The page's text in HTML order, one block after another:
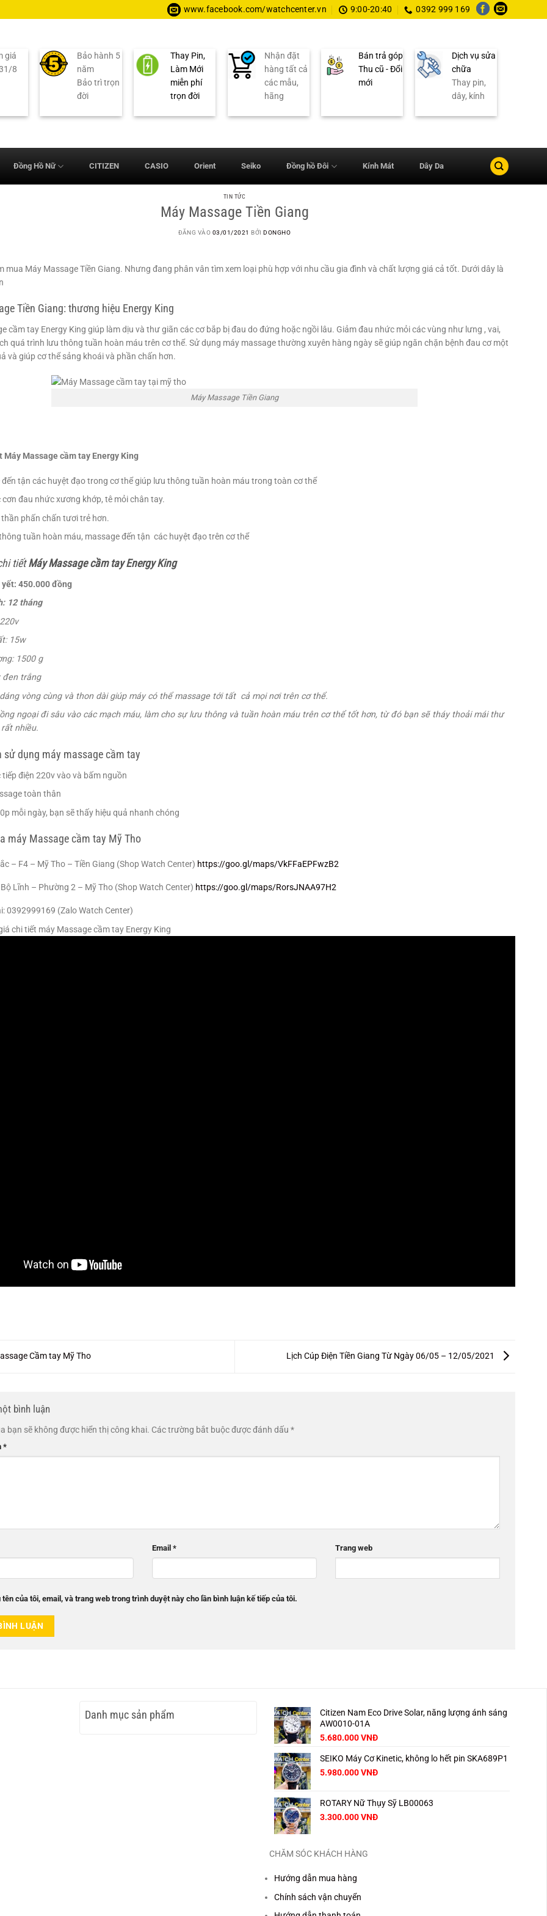
www.facebook.com/watchcenter.vn 9:00-20:40 0392 999 169
giá
8
Bảo hành 5
năm
Bảo trì trọn
đời
Thay Pin,
Làm Mới
miễn phí
trọn đời
Nhận đặt
hàng tất cả
các mẫu,
hãng
Bán trả góp
Thu cũ - Đổi
mới
Dịch vụ sửa
chữa
Thay pin,
dây, kính
Đồng Hồ Nữ CITIZEN CASIO Orient Seiko Đồng hồ Đôi Kính Mát Dây Da
TIN TỨC
Máy Massage Tiền Giang
ĐĂNG VÀO 03/01/2021 BỞIDONGHO
mua Máy Massage Tiền Giang. Nhưng đang phân vân tìm xem loại phù hợp với nhu cầu gia đình và chất lượng giá cả tốt. Dưới dây là
Tiền Giang: thương hiệu Energy King
cầm tay Energy King giúp làm dịu và thư giãn các cơ bắp bị đau do đứng hoặc ngồi lâu. Giảm đau nhức mỏi các vùng như lưng , vai,
quá trình lưu thông tuần hoàn máu trên cơ thể. Sử dụng máy massage thường xuyên hàng ngày sẽ giúp ngăn chặn bệnh đau cơ một
và giúp cơ thể sảng khoái và phần chấn hơn.
Máy Massage Tiền Giang
Máy Massage cầm tay Energy King
đến tận các huyệt đạo trong cơ thể giúp lưu thông tuần hoàn máu trong toàn cơ thể
cơn đau nhức xương khớp, tê mỏi chân tay.
phấn chấn tươi trẻ hơn.
tuần hoàn máu, massage đến tận các huyệt đạo trên cơ thể
tiếtMáy Massage cầm tay Energy King
yết: 450.000 đồng
12 tháng
15w
1500 g
đen trắng
vòng cùng và thon dài giúp máy có thể massage tới tất cả mọi nơi trên cơ thể.
ngoại đi sâu vào các mạch máu, làm cho sự lưu thông và tuần hoàn máu trên cơ thể tốt hơn, từ đó bạn sẽ tháy thoải mái thư
nhiều.
sử dụng máy massage cầm tay
tiếp điện 220v vào và bấm nguồn
toàn thân
mỗi ngày, bạn sẽ thấy hiệu quả nhanh chóng
máy Massage cầm tay Mỹ Tho
– F4 – Mỹ Tho – Tiền Giang (Shop Watch Center) https://goo.gl/maps/VkFFaEPFwzB2
Lĩnh – Phường 2 – Mỹ Tho (Shop Watch Center) https://goo.gl/maps/RorsJNAA97H2
0392999169 (Zalo Watch Center)
chi tiết máy Massage cầm tay Energy King
Cầm tay Mỹ Tho Lịch Cúp Điện Tiền Giang Từ Ngày 06/05 – 12/05/2021
bình luận
bạn sẽ không được hiển thị công khai. Các trường bắt buộc được đánh dấu *
*
Email * Trang web
tên của tôi, email, và trang web trong trình duyệt này cho lần bình luận kế tiếp của tôi.
Danh mục sản phẩm
Citizen Nam Eco Drive Solar, năng lượng ánh sáng
AW0010-01A
Giá
là:
8.000.000 VNĐ.
5.680.000VNĐGiá
tại
là:
SEIKO Máy Cơ Kinetic, không lo hết pin SKA689P1
Giá
8.000.000 VNĐ.
5.980.000VNĐGiá
là:
5.980.000 VNĐ.
ROTARY Nữ Thụy Sỹ LB00063
3.300.000VNĐ
CHĂM SÓC KHÁCH HÀNG
Hướng dẫn mua hàng
Chính sách vận chuyển